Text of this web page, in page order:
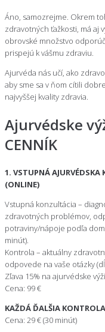
Áno, samozrejme. Okrem
zdravotných ťažkosti, má aj
obrovské množstvo
prispejú k vášmu zdraviu.
Ajurvéda nás učí, ako
aby sme sa v ňom cítili
najvyššej kvality zdravia.
Ajurvédske
CENNÍK
1. VSTUPNÁ
(ONLINE)
Vstupná konzultácia –
zdravotných problémov,
potraviny/nápoje podľa
minút).
Kontrola – aktuálny
odpovede na vaše otázky
Zľava 15% na ajurvédske
Cena: 99 €
KAŽDÁ ĎALŠIA
Cena: 29 € (30 minút)